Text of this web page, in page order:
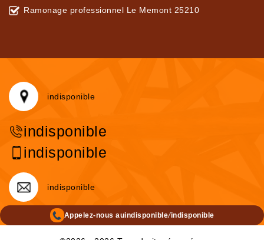
Ramonage professionnel Le Memont 25210
indisponible
indisponible
indisponible
indisponible
Appelez-nous auindisponible/indisponible